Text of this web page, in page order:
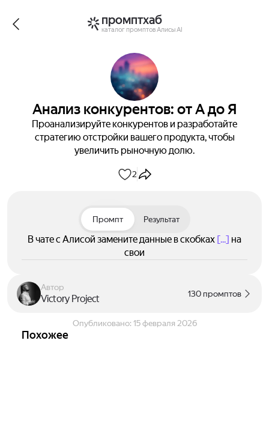
промптхаб
каталог промптов Алисы AI
Анализ конкурентов: от А до Я
Проанализируйте конкурентов и разработайте
стратегию отстройки вашего продукта, чтобы
увеличить рыночную долю.
2
Промпт Результат
В чате с Алисой замените данные в скобках [...] на
свои
Автор
Victory Project 130 промптов
Опубликовано: 15 февраля 2026
Похожее